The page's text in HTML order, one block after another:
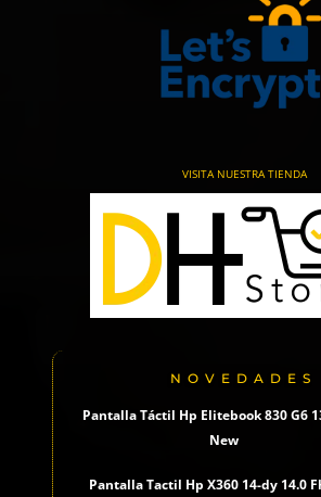
VISITA NUESTRA TIENDA
NOVEDADES
Pantalla Táctil Hp Elitebook 830 G6
New
Pantalla Tactil Hp X360 14-dy 14.0